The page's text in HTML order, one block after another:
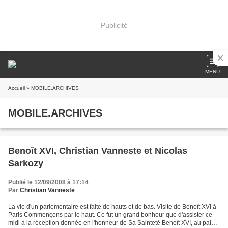
Publicité
MENU
Accueil » MOBILE.ARCHIVES
MOBILE.ARCHIVES
Benoît XVI, Christian Vanneste et Nicolas
Sarkozy
Publié le 12/09/2008 à 17:14
Par Christian Vanneste
La vie d'un parlementaire est faite de hauts et de bas. Visite de Benoît XVI à
Paris Commençons par le haut. Ce fut un grand bonheur que d'assister ce
midi à la réception donnée en l'honneur de Sa Sainteté Benoît XVI, au palais